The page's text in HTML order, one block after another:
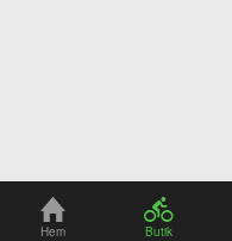
Adress
Hem Butik